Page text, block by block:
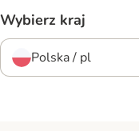
Wybierz kraj
Polska / pl